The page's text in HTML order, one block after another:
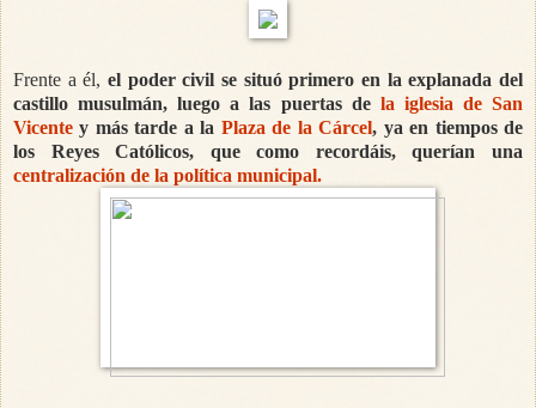
Frente a él, el poder civil se situó primero en la explanada del
castillo musulmán, luego a las puertas de la iglesia de San
Vicente y más tarde a la Plaza de la Cárcel, ya en tiempos de
los Reyes Católicos, que como recordáis, querían una
centralización de la política municipal.